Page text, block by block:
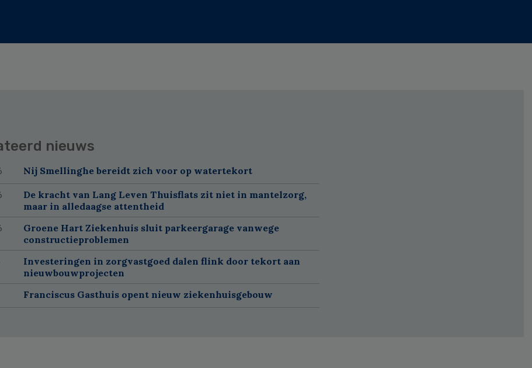
nieuws
Nij Smellinghe bereidt zich voor op watertekort
De kracht van Lang Leven Thuisflats zit niet in mantelzorg,
maar in alledaagse attentheid
Groene Hart Ziekenhuis sluit parkeergarage vanwege
constructieproblemen
Investeringen in zorgvastgoed dalen flink door tekort aan
nieuwbouwprojecten
Franciscus Gasthuis opent nieuw ziekenhuisgebouw